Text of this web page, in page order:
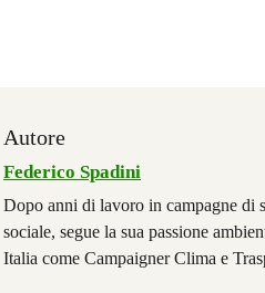
Autore
Federico Spadini
Dopo anni di lavoro in campagne di
sociale, segue la sua passione
Italia come Campaigner Clima e